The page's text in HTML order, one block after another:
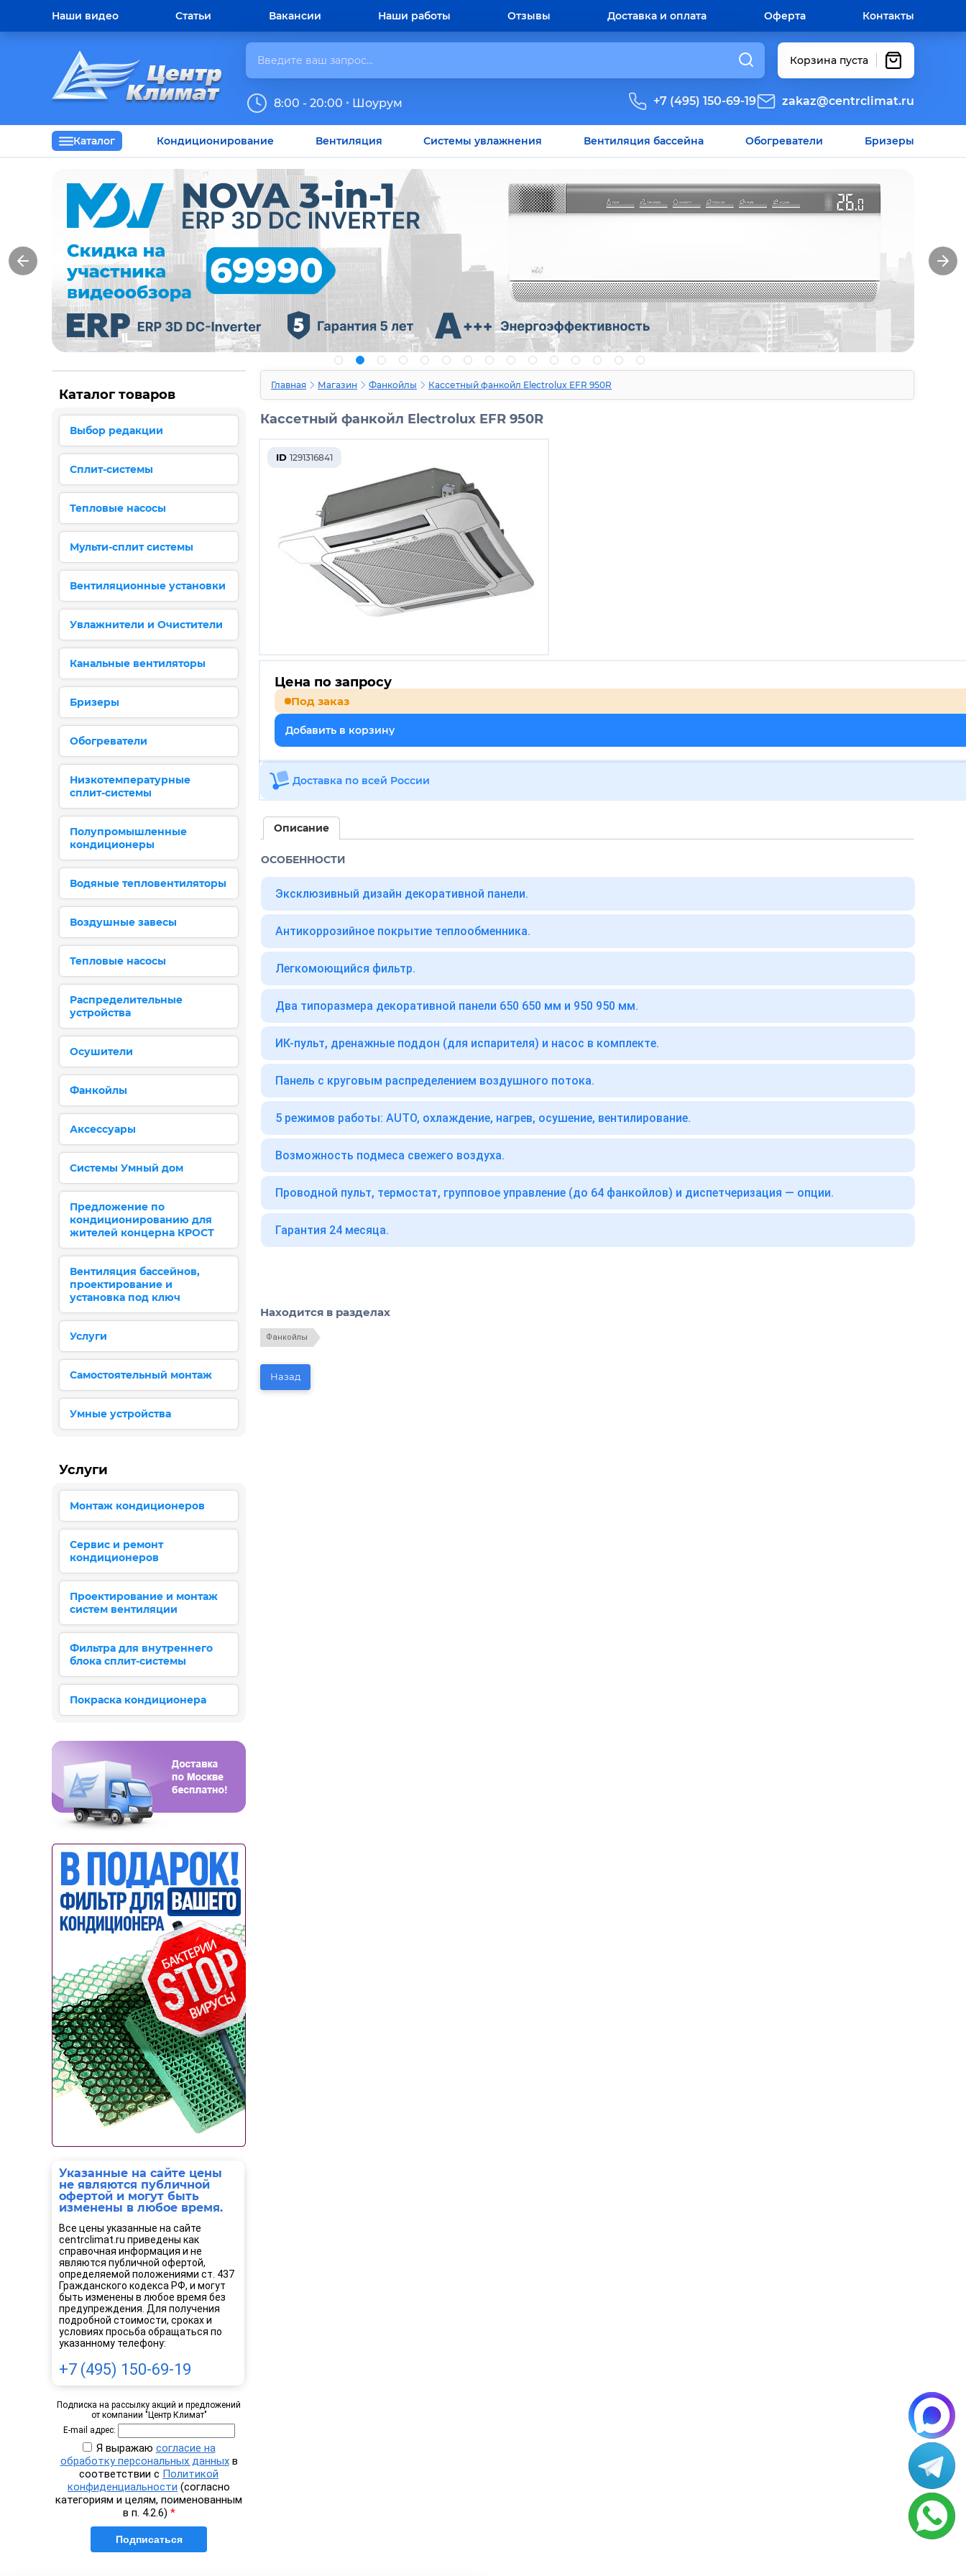
Наши видео Статьи Вакансии Наши работы Отзывы Доставка и оплата Оферта Контакты
Корзина пуста
8:00 - 20:00 Шоурум +7 (495) 150-69-19 zakaz@centrclimat.ru
Каталог Кондиционирование Вентиляция Системы увлажнения Вентиляция бассейна Обогреватели Бризеры
Главная Магазин Фанкойлы Кассетный фанкойл Electrolux EFR 950R
Кассетный фанкойл Electrolux EFR 950R
ID 1291316841
Цена по запросу
Под заказ
Добавить в корзину
Доставка по всей России
Описание
ОСОБЕННОСТИ
Эксклюзивный дизайн декоративной панели.
Антикоррозийное покрытие теплообменника.
Легкомоющийся фильтр.
Два типоразмера декоративной панели 650 650 мм и 950 950 мм.
ИК-пульт, дренажные поддон (для испарителя) и насос в комплекте.
Панель с круговым распределением воздушного потока.
5 режимов работы: AUTO, охлаждение, нагрев, осушение, вентилирование.
Возможность подмеса свежего воздуха.
Проводной пульт, термостат, групповое управление (до 64 фанкойлов) и диспетчеризация — опции.
Гарантия 24 месяца.
Находится в разделах
Фанкойлы
Назад
Каталог товаров
Выбор редакции
Сплит-системы
Тепловые насосы
Мульти-сплит системы
Вентиляционные установки
Увлажнители и Очистители
Канальные вентиляторы
Бризеры
Обогреватели
Низкотемпературные
сплит-системы
Полупромышленные
кондиционеры
Водяные тепловентиляторы
Воздушные завесы
Тепловые насосы
Распределительные
устройства
Осушители
Фанкойлы
Аксессуары
Системы Умный дом
Предложение по
кондиционированию для
жителей концерна КРОСТ
Вентиляция бассейнов,
проектирование и
установка под ключ
Услуги
Самостоятельный монтаж
Умные устройства
Услуги
Монтаж кондиционеров
Сервис и ремонт
кондиционеров
Проектирование и монтаж
систем вентиляции
Фильтра для внутреннего
блока сплит-системы
Покраска кондиционера
Указанные на сайте цены
не являются публичной
офертой и могут быть
изменены в любое время.
Все цены указанные на сайте
centrclimat.ru приведены как
справочная информация и не
являются публичной офертой,
определяемой положениями ст. 437
Гражданского кодекса РФ, и могут
быть изменены в любое время без
предупреждения. Для получения
подробной стоимости, сроках и
условиях просьба обращаться по
указанному телефону:
+7 (495) 150-69-19
Подписка на рассылку акций и предложений
от компании "Центр Климат"
E-mail адрес:
Я выражаю согласие на
обработку персональных данныхв
соответствии с Политикой
конфиденциальности (согласно
категориям и целям, поименованным
в п. 4.2.6) *